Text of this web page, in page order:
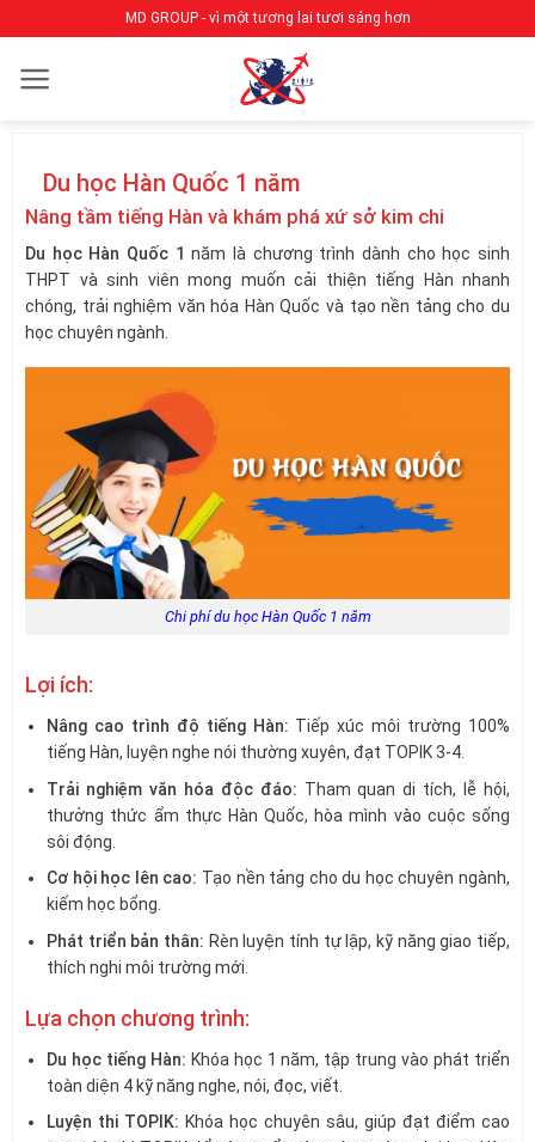
qua
nội
MD GROUP - vì một tương lai tươi sáng hơn
Du học Hàn Quốc 1 năm
Nâng tầm tiếng Hàn và khám phá xứ sở kim chi
Du học Hàn Quốc 1 năm là chương trình dành cho học sinh
THPT và sinh viên mong muốn cải thiện tiếng Hàn nhanh
chóng, trải nghiệm văn hóa Hàn Quốc và tạo nền tảng cho du
học chuyên ngành.
Chi phí du học Hàn Quốc 1 năm
Lợi ích:
Nâng cao trình độ tiếng Hàn: Tiếp xúc môi trường 100%
tiếng Hàn, luyện nghe nói thường xuyên, đạt TOPIK 3-4.
Trải nghiệm văn hóa độc đáo: Tham quan di tích, lễ hội,
thưởng thức ẩm thực Hàn Quốc, hòa mình vào cuộc sống
sôi động.
Cơ hội học lên cao: Tạo nền tảng cho du học chuyên ngành,
kiếm học bổng.
Phát triển bản thân: Rèn luyện tính tự lập, kỹ năng giao tiếp,
thích nghi môi trường mới.
Lựa chọn chương trình:
Du học tiếng Hàn: Khóa học 1 năm, tập trung vào phát triển
toàn diện 4 kỹ năng nghe, nói, đọc, viết.
Luyện thi TOPIK: Khóa học chuyên sâu, giúp đạt điểm cao